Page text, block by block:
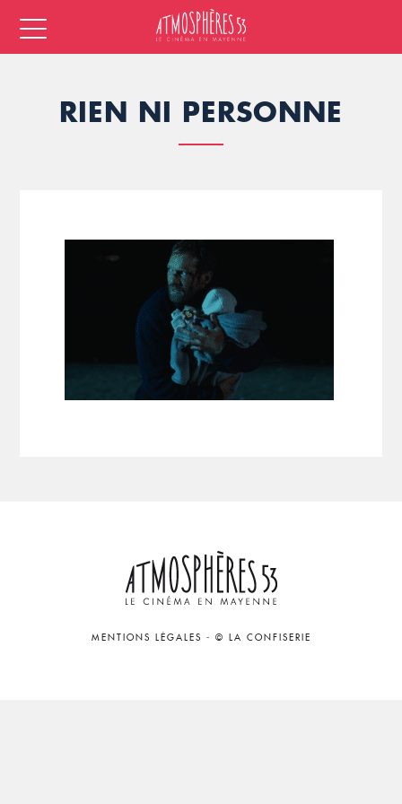
RIEN NI PERSONNE
MENTIONS LÉGALES - © LA CONFISERIE